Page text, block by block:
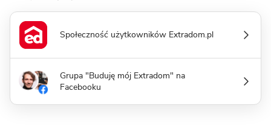
Społeczność użytkowników Extradom.pl
Grupa "Buduję mój Extradom" na
Facebooku